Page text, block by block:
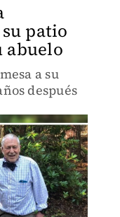
su patio
abuelo
a su
después